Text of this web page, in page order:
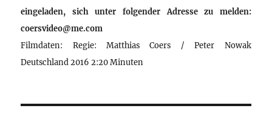
eingeladen, sich unter folgender Adresse zu melden:
coersvideo@me.com
Filmdaten: Regie: Matthias Coers / Peter Nowak
Deutschland 2016 2:20 Minuten